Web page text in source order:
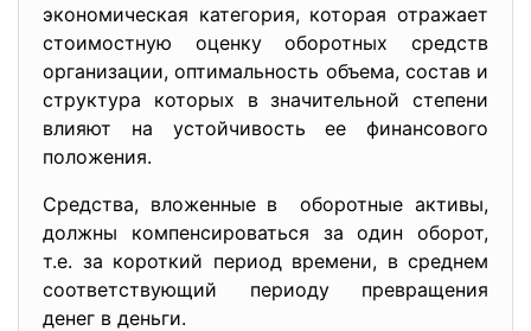
экономическая категория, которая отражает
стоимостную оценку оборотных средств
организации, оптимальность объема, состав и
структура которых в значительной степени
влияют на устойчивость ее финансового
положения.
Средства, вложенные в оборотные активы,
должны компенсироваться за один оборот,
т.е. за короткий период времени, в среднем
соответствующий периоду превращения
денег в деньги.